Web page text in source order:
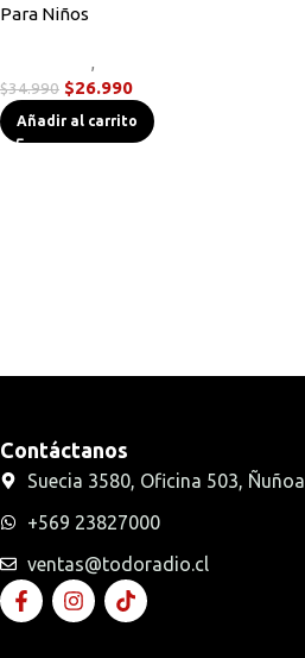
Para Niños
,
$34.990 $26.990
Añadir al carrito
Contáctanos
Suecia 3580, Oficina 503, Ñuñoa
+569 23827000
ventas@todoradio.cl